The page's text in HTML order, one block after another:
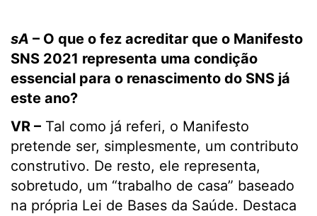
sA – O que o fez acreditar que o Manifesto
SNS 2021 representa uma condição
essencial para o renascimento do SNS já
este ano?
VR – Tal como já referi, o Manifesto
pretende ser, simplesmente, um contributo
construtivo. De resto, ele representa,
sobretudo, um “trabalho de casa” baseado
na própria Lei de Bases da Saúde. Destaca